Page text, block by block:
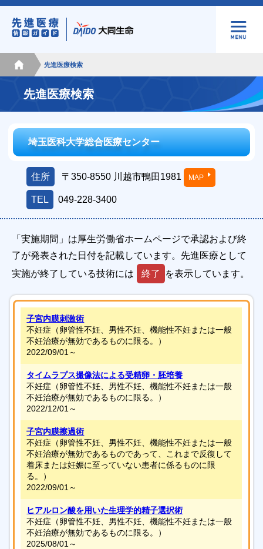
先進医療検索
先進医療検索
埼玉医科大学総合医療センター
住所 〒350-8550 川越市鴨田1981 MAP
TEL 049-228-3400
「実施期間」は厚生労働省ホームページで承認および終
了が発表された日付を記載しています。先進医療として
実施が終了している技術には
終了 を表示しています。
子宮内膜刺激術
不妊症（卵管性不妊、男性不妊、機能性不妊または一般
不妊治療が無効であるものに限る。）
2022/09/01～
タイムラプス撮像法による受精卵・胚培養
不妊症（卵管性不妊、男性不妊、機能性不妊または一般
不妊治療が無効であるものに限る。）
2022/12/01～
子宮内膜擦過術
不妊症（卵管性不妊、男性不妊、機能性不妊または一般
不妊治療が無効であるものであって、これまで反復して
着床または妊娠に至っていない患者に係るものに限
る。）
2022/09/01～
ヒアルロン酸を用いた生理学的精子選択術
不妊症（卵管性不妊、男性不妊、機能性不妊または一般
不妊治療が無効であるものに限る。）
2025/08/01～